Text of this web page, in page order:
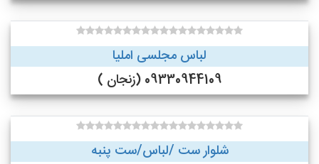
لباس مجلسی املیا
09330944109 (زنجان )
شلوار ست /لباس/ست پنبه